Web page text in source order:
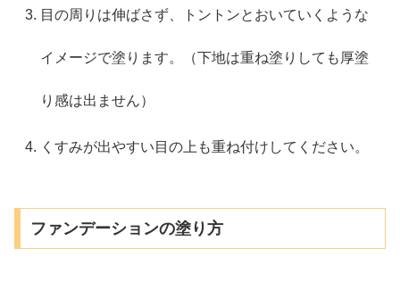
目の周りは伸ばさず、トントンとおいていくような
イメージで塗ります。（下地は重ね塗りしても厚塗
り感は出ません）
くすみが出やすい目の上も重ね付けしてください。
ファンデーションの塗り方